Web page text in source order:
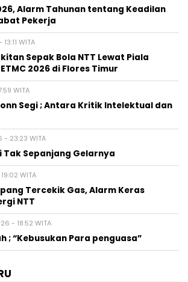
Alarm Tahunan tentang Keadilan
Pekerja
WITA
Sepak Bola NTT Lewat Piala
2026 di Flores Timur
WITA
Segi ; Antara Kritik Intelektual dan
- 23:23 WITA
Tak Sepanjang Gelarnya
WITA
Tercekik Gas, Alarm Keras
NTT
- 18:52 WITA
; “Kebusukan Para penguasa”